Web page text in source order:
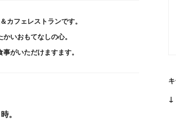
カフェレストランです。
いおもてなしの心。
がいただけますます。
。
↓